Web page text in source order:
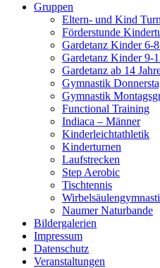
Gruppen
Eltern- und Kind
Förderstunde
Gardetanz Kinder 6-8
Gardetanz Kinder 9-
Gardetanz ab 14
Gymnastik
Gymnastik
Functional Training
Indiaca – Männer
Kinderleichtathletik
Kinderturnen
Laufstrecken
Step Aerobic
Tischtennis
Naumer Naturbande
Bildergalerien
Impressum
Datenschutz
Veranstaltungen